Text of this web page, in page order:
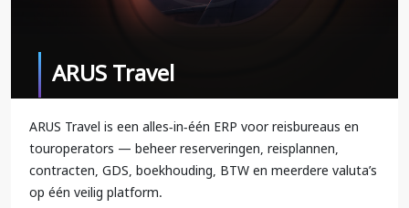
ARUS Travel
ARUS Travel is een alles-in-één ERP voor reisbureaus en
touroperators — beheer reserveringen, reisplannen,
contracten, GDS, boekhouding, BTW en meerdere valuta’s
op één veilig platform.